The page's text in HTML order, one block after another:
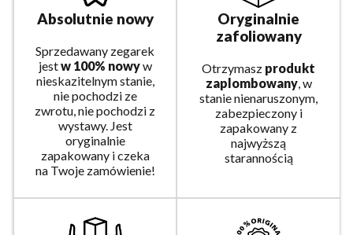
Absolutnie nowy
Sprzedawany zegarek
jestw 100% nowyw
nieskazitelnym stanie,
nie pochodzi ze
zwrotu, nie pochodzi z
wystawy. Jest
oryginalnie
zapakowany i czeka
na Twoje zamówienie!
Oryginalnie
zafoliowany
Otrzymasz produkt
zaplombowany, w
stanie nienaruszonym,
zabezpieczony i
zapakowany z
najwyższą
starannością